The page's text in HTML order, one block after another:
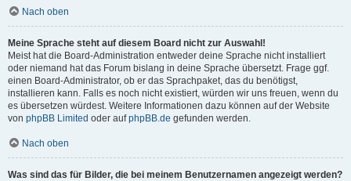
Nach oben
Meine Sprache steht auf diesem Board nicht zur Auswahl!
Meist hat die Board-Administration entweder deine Sprache nicht installiert
oder niemand hat das Forum bislang in deine Sprache übersetzt. Frage ggf.
einen Board-Administrator, ob er das Sprachpaket, das du benötigst,
installieren kann. Falls es noch nicht existiert, würden wir uns freuen, wenn du
es übersetzen würdest. Weitere Informationen dazu können auf der Website
von phpBB Limited oder aufphpBB.de gefunden werden.
Nach oben
Was sind das für Bilder, die bei meinem Benutzernamen angezeigt werden?